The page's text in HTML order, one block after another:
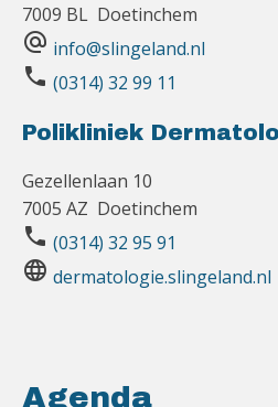
7009 BL Doetinchem
alternate_email info@slingeland.nl
phone (0314) 32 99 11
Polikliniek
Gezellenlaan 10
7005 AZ Doetinchem
phone (0314) 32 95 91
language dermatologie.slingeland.nl
Agenda